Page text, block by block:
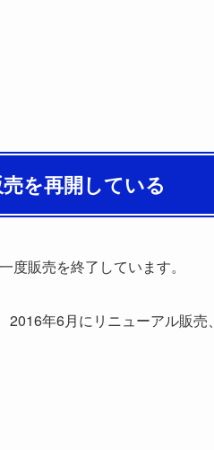
を再開している
度販売を終了しています。
2016年6月にリニューアル販